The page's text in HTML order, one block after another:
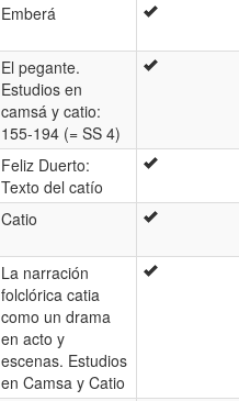
Emberá
El pegante.
Estudios en
camsá y catio:
155-194 (= SS 4)
Feliz Duerto:
Texto del catío
Catio
La narración
folclórica catia
como un drama
en acto y
escenas. Estudios
en Camsa y Catio